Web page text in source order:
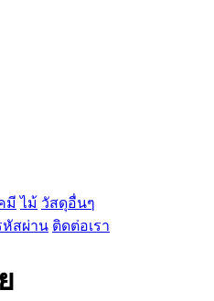
มี ไม้ วัสดุอื่นๆ
หัสผ่าน ติดต่อเรา